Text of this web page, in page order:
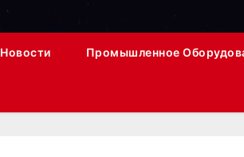
Новости Промышленное